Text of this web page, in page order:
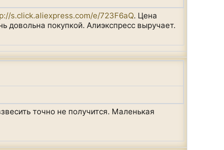
s.click.aliexpress.com/e/723F6aQ. Цена
покупкой. Алиэкспресс выручает.
точно не получится. Маленькая